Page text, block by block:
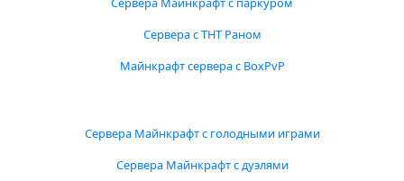
Сервера с ТНТ Раном
Майнкрафт сервера с BoxPvP
Сервера Майнкрафт с голодными играми
Сервера Майнкрафт с дуэлями